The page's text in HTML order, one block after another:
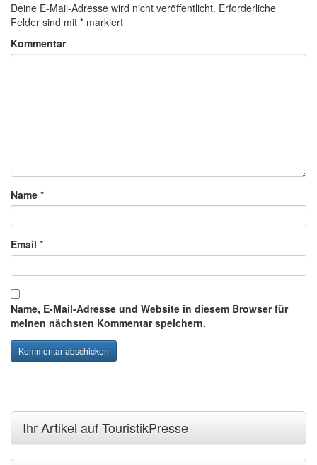
Deine E-Mail-Adresse wird nicht veröffentlicht. Erforderliche
Felder sind mit * markiert
Kommentar
Name *
Email *
Name, E-Mail-Adresse und Website in diesem Browser für
meinen nächsten Kommentar speichern.
Ihr Artikel auf TouristikPresse